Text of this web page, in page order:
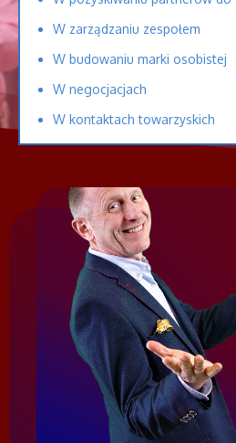
W zarządzaniu zespołem
W budowaniu marki osobistej
W negocjacjach
W kontaktach towarzyskich